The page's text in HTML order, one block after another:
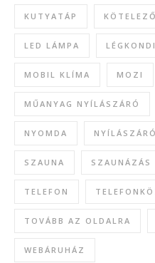
KUTYATÁP
LED LÁMPA
MOBIL KLÍMA MOZI
MŰANYAG NYÍLÁSZÁRÓ
NYOMDA NYÍLÁSZÁRÓ
SZAUNA SZAUNÁZÁS
TELEFON
TOVÁBB AZ OLDALRA
WEBÁRUHÁZ